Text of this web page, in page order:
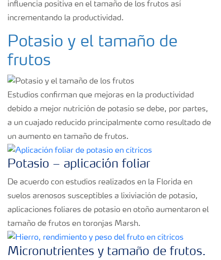
influencia positiva en el tamaño de los frutos así
incrementando la productividad.
Potasio y el tamaño de
frutos
Estudios confirman que mejoras en la productividad
debido a mejor nutrición de potasio se debe, por partes,
a un cuajado reducido principalmente como resultado de
un aumento en tamaño de frutos.
Potasio – aplicación foliar
De acuerdo con estudios realizados en la Florida en
suelos arenosos susceptibles a lixiviación de potasio,
aplicaciones foliares de potasio en otoño aumentaron el
tamaño de frutos en toronjas Marsh.
Micronutrientes y tamaño de frutos.